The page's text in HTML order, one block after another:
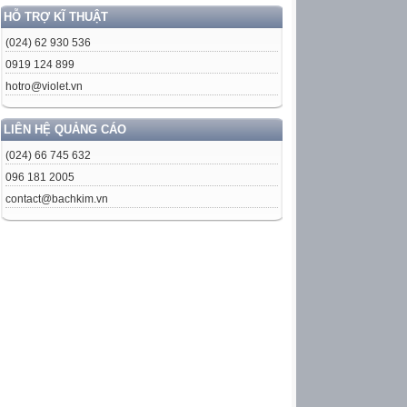
HỖ TRỢ KĨ THUẬT
(024) 62 930 536
0919 124 899
hotro@violet.vn
LIÊN HỆ QUẢNG CÁO
(024) 66 745 632
096 181 2005
contact@bachkim.vn